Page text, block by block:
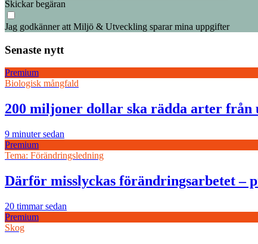
Skickar begäran
Jag godkänner att Miljö & Utveckling sparar mina uppgifter
Senaste nytt
Premium
Biologisk mångfald
200 miljoner dollar ska rädda arter från
9 minuter sedan
Premium
Tema: Förändringsledning
Därför misslyckas förändringsarbetet –
20 timmar sedan
Premium
Skog